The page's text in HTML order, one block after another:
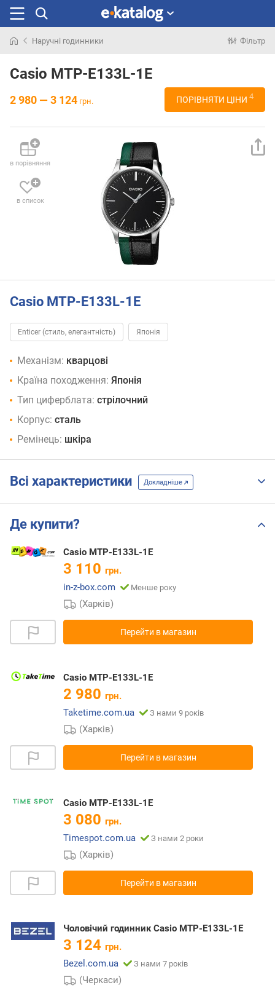
раніше
Наручні годинники Фільтр
Casio MTP-E133L-1E
2 980 — 3 124 грн. ПОРІВНЯТИ ЦІНИ 4
в порівняння
в список
Casio MTP-E133L-1E
Enticer (стиль, елегантність) Японія
Механізм: кварцові
Країна походження: Японія
Тип циферблата: стрілочний
Корпус: сталь
Ремінець: шкіра
Всі характеристики Докладніше
Де купити?
Casio MTP-E133L-1E
3 110 грн.
in-z-box.com
Менше року
(Харків)
Перейти в магазин
Casio MTP-E133L-1E
2 980 грн.
Taketime.com.ua
З нами 9 років
(Харків)
Перейти в магазин
Casio MTP-E133L-1E
3 080 грн.
Timespot.com.ua
З нами 2 роки
(Харків)
Перейти в магазин
Чоловічий годинник Casio MTP-E133L-1E
3 124 грн.
Bezel.com.ua
З нами 7 років
(Черкаси)